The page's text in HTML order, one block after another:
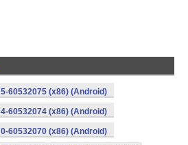
60532075 (x86) (Android)
60532074 (x86) (Android)
60532070 (x86) (Android)